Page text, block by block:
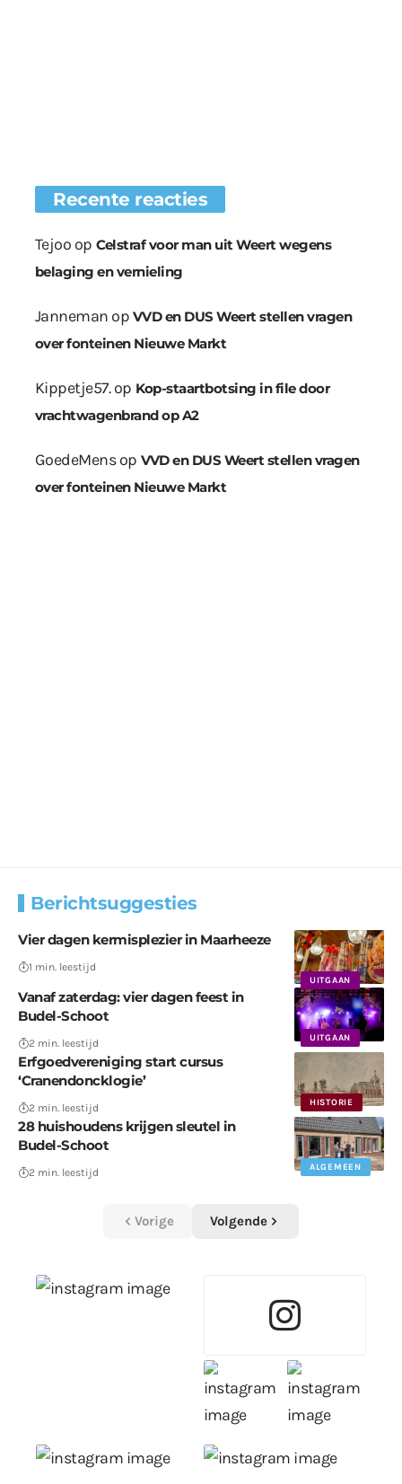
Recente reacties
Tejoo op Celstraf voor man uit Weert wegens
belaging en vernieling
Janneman op VVD en DUS Weert stellen vragen
over fonteinen Nieuwe Markt
Kippetje57.op Kop-staartbotsing in file door
vrachtwagenbrand op A2
GoedeMensop VVD en DUS Weert stellen vragen
over fonteinen Nieuwe Markt
Berichtsuggesties
UITGAAN
Vier dagen kermisplezier in Maarheeze
1 min. leestijd
UITGAAN
Vanaf zaterdag: vier dagen feest in
Budel-Schoot
2 min. leestijd
HISTORIE
Erfgoedvereniging start cursus
‘Cranendoncklogie’
2 min. leestijd
ALGEMEEN
28 huishoudens krijgen sleutel in
Budel-Schoot
2 min. leestijd
Vorige Volgende